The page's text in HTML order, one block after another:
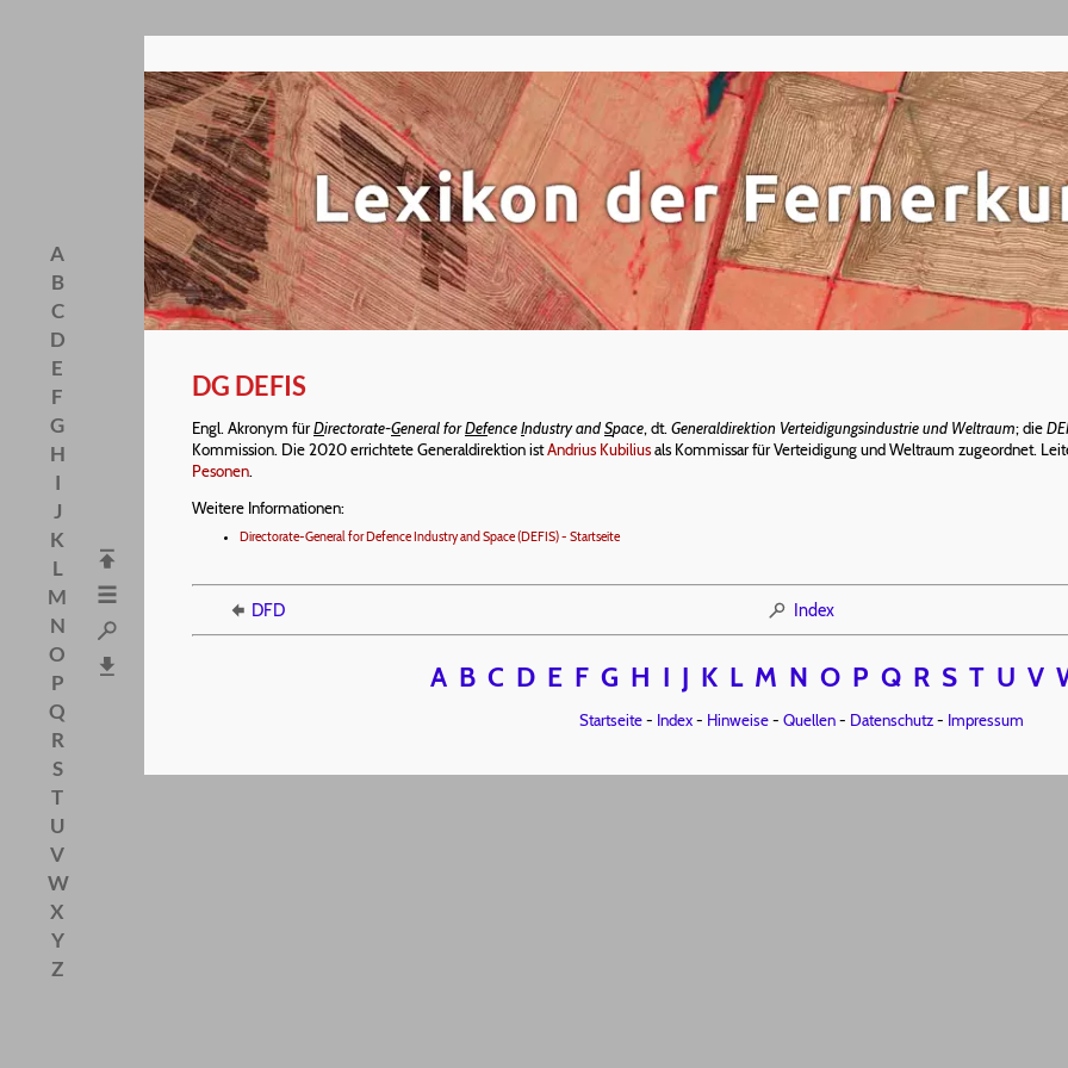
A
B
C
D
E
F
G
H
I
J
K
L
M
N
O
P
Q
R
S
T
U
V
W
X
Y
Z
DG DEFIS
Engl. Akronym fürDirectorate-General forDefenceIndustry andSpace, dt. Generaldirektion Verteidigungsindustrie und Weltraum; die
Kommission. Die 2020 errichtete Generaldirektion istAndrius Kubiliusals Kommissar für Verteidigung und Weltraum zugeordnet.
Pesonen.
Weitere Informationen:
Directorate-General for Defence Industry and Space (DEFIS) - Startseite
DFD Index
A B C D E F G H I J K L M N O P Q R S T U V
Startseite- Index- Hinweise- Quellen- Datenschutz- Impressum